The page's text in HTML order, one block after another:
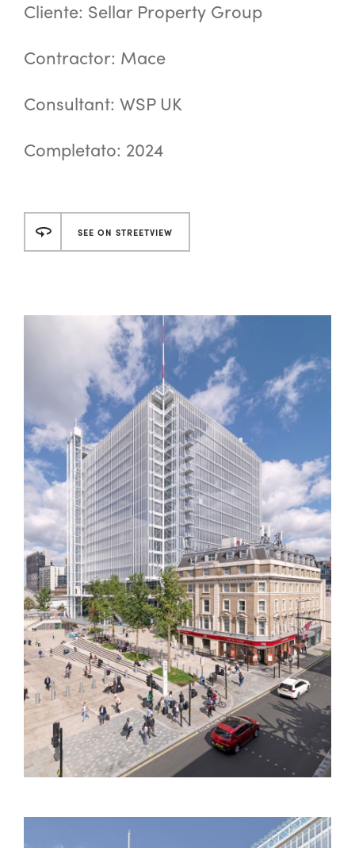
Cliente: Sellar Property Group
Contractor: Mace
Consultant: WSP UK
Completato: 2024
SEE ON STREETVIEW